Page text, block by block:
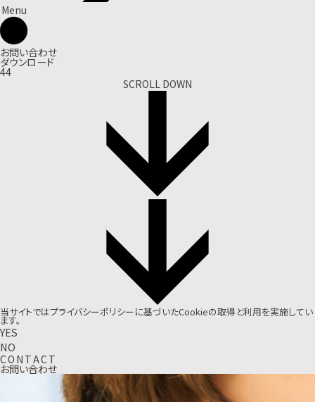
Menu
お問い合わせ
ダウンロード
44
SCROLL DOWN
当サイトではプライバシーポリシーに基づいたCookieの取得と利用を実施してい
ます。
YES
NO
CO N TACT
お問い合わせ